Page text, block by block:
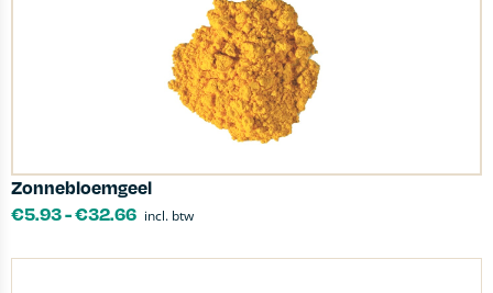
Zonnebloemgeel
€5.93-€32.66 incl. btw